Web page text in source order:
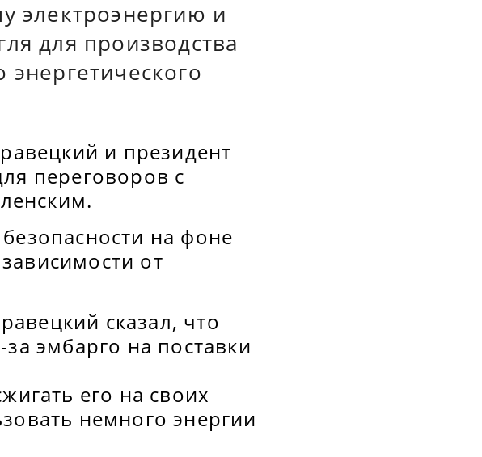
электроэнергию и
для производства
и президент
переговоров с
на фоне
от
сказал, что
эмбарго на поставки
его на своих
немного энергии